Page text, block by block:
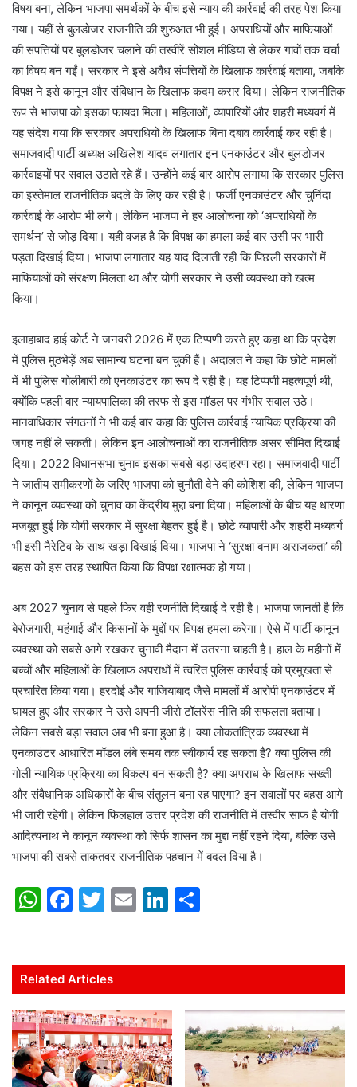
विषय बना, लेकिन भाजपा समर्थकों के बीच इसे न्याय की कार्रवाई की तरह पेश किया
गया। यहीं से बुलडोजर राजनीति की शुरुआत भी हुई। अपराधियों और माफियाओं
की संपत्तियों पर बुलडोजर चलाने की तस्वीरें सोशल मीडिया से लेकर गांवों तक चर्चा
का विषय बन गईं। सरकार ने इसे अवैध संपत्तियों के खिलाफ कार्रवाई बताया, जबकि
विपक्ष ने इसे कानून और संविधान के खिलाफ कदम करार दिया। लेकिन राजनीतिक
रूप से भाजपा को इसका फायदा मिला। महिलाओं, व्यापारियों और शहरी मध्यवर्ग में
यह संदेश गया कि सरकार अपराधियों के खिलाफ बिना दबाव कार्रवाई कर रही है।
समाजवादी पार्टी अध्यक्ष अखिलेश यादव लगातार इन एनकाउंटर और बुलडोजर
कार्रवाइयों पर सवाल उठाते रहे हैं। उन्होंने कई बार आरोप लगाया कि सरकार पुलिस
का इस्तेमाल राजनीतिक बदले के लिए कर रही है। फर्जी एनकाउंटर और चुनिंदा
कार्रवाई के आरोप भी लगे। लेकिन भाजपा ने हर आलोचना को ‘अपराधियों के
समर्थन’ से जोड़ दिया। यही वजह है कि विपक्ष का हमला कई बार उसी पर भारी
पड़ता दिखाई दिया। भाजपा लगातार यह याद दिलाती रही कि पिछली सरकारों में
माफियाओं को संरक्षण मिलता था और योगी सरकार ने उसी व्यवस्था को खत्म
किया।
इलाहाबाद हाई कोर्ट ने जनवरी 2026 में एक टिप्पणी करते हुए कहा था कि प्रदेश
में पुलिस मुठभेड़ें अब सामान्य घटना बन चुकी हैं। अदालत ने कहा कि छोटे मामलों
में भी पुलिस गोलीबारी को एनकाउंटर का रूप दे रही है। यह टिप्पणी महत्वपूर्ण थी,
क्योंकि पहली बार न्यायपालिका की तरफ से इस मॉडल पर गंभीर सवाल उठे।
मानवाधिकार संगठनों ने भी कई बार कहा कि पुलिस कार्रवाई न्यायिक प्रक्रिया की
जगह नहीं ले सकती। लेकिन इन आलोचनाओं का राजनीतिक असर सीमित दिखाई
दिया। 2022 विधानसभा चुनाव इसका सबसे बड़ा उदाहरण रहा। समाजवादी पार्टी
ने जातीय समीकरणों के जरिए भाजपा को चुनौती देने की कोशिश की, लेकिन भाजपा
ने कानून व्यवस्था को चुनाव का केंद्रीय मुद्दा बना दिया। महिलाओं के बीच यह धारणा
मजबूत हुई कि योगी सरकार में सुरक्षा बेहतर हुई है। छोटे व्यापारी और शहरी मध्यवर्ग
भी इसी नैरेटिव के साथ खड़ा दिखाई दिया। भाजपा ने ‘सुरक्षा बनाम अराजकता’ की
बहस को इस तरह स्थापित किया कि विपक्ष रक्षात्मक हो गया।
अब 2027 चुनाव से पहले फिर वही रणनीति दिखाई दे रही है। भाजपा जानती है कि
बेरोजगारी, महंगाई और किसानों के मुद्दों पर विपक्ष हमला करेगा। ऐसे में पार्टी कानून
व्यवस्था को सबसे आगे रखकर चुनावी मैदान में उतरना चाहती है। हाल के महीनों में
बच्चों और महिलाओं के खिलाफ अपराधों में त्वरित पुलिस कार्रवाई को प्रमुखता से
प्रचारित किया गया। हरदोई और गाजियाबाद जैसे मामलों में आरोपी एनकाउंटर में
घायल हुए और सरकार ने उसे अपनी जीरो टॉलरेंस नीति की सफलता बताया।
लेकिन सबसे बड़ा सवाल अब भी बना हुआ है। क्या लोकतांत्रिक व्यवस्था में
एनकाउंटर आधारित मॉडल लंबे समय तक स्वीकार्य रह सकता है? क्या पुलिस की
गोली न्यायिक प्रक्रिया का विकल्प बन सकती है? क्या अपराध के खिलाफ सख्ती
और संवैधानिक अधिकारों के बीच संतुलन बना रह पाएगा? इन सवालों पर बहस आगे
भी जारी रहेगी। लेकिन फिलहाल उत्तर प्रदेश की राजनीति में तस्वीर साफ है योगी
आदित्यनाथ ने कानून व्यवस्था को सिर्फ शासन का मुद्दा नहीं रहने दिया, बल्कि उसे
भाजपा की सबसे ताकतवर राजनीतिक पहचान में बदल दिया है।
W
s
A
p
p
F
e
b
o
o
k
T
er
E
l
Li
e
dI
n
e
Related Articles